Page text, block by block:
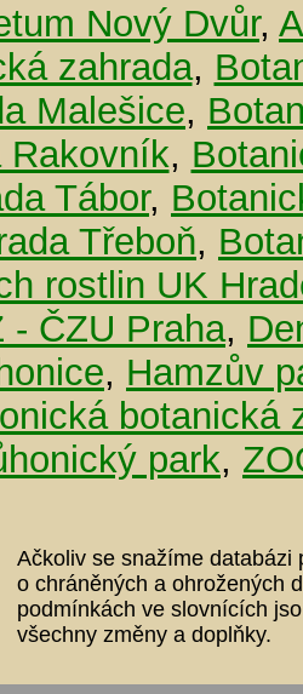
Nový Dvůr,
zahrada,
Malešice,
Rakovník,
Tábor,
Třeboň,
rostlin UK
- ČZU Praha,
, Hamzův
botanická
park,
Ačkoliv se snažíme databázi
o chráněných a ohrožených
podmínkách ve slovnících
všechny změny a doplňky.